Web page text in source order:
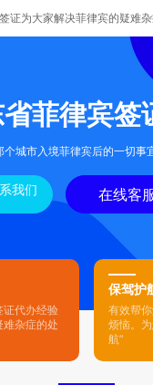
证为大家解决菲律宾的疑难
菲律宾签
个城市入境菲律宾后的一切事
我们 在线客
证代办经验
杂症的处
保驾护
有效帮
烦恼。
航”